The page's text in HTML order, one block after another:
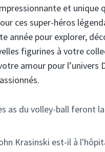
et unique
ces super-héros
année pour explorer,
figurines à votre
amour pour l’univers
as du volley-ball feront
Krasinski est-il à